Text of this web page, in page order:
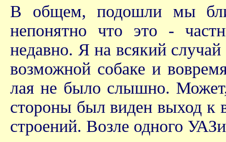
В общем, подошли мы
непонятно что это -
недавно. Я на всякий случай
возможной собаке и
лая не было слышно.
стороны был виден выход к
строений. Возле одного